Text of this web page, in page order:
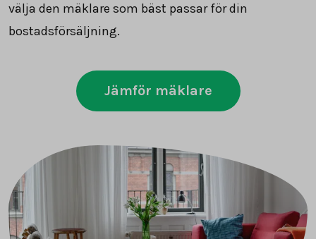
välja den mäklare som bäst passar för din
bostadsförsäljning.
Jämför mäklare